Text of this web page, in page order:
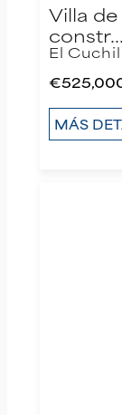
Villa
constr…
El
MÁS